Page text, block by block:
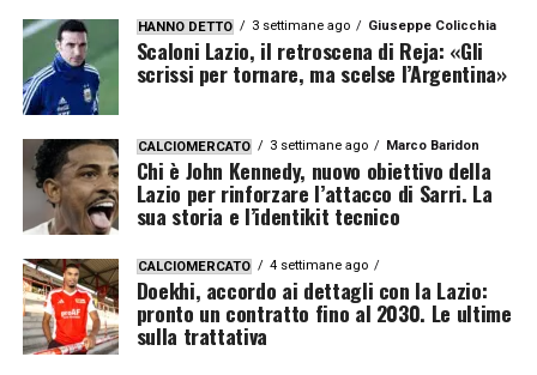
HANNO DETTO 3 settimane ago Giuseppe Colicchia
Scaloni Lazio, il retroscena di Reja: «Gli
scrissi per tornare, ma scelse l’Argentina»
CALCIOMERCATO 3 settimane ago Marco Baridon
Chi è John Kennedy, nuovo obiettivo della
Lazio per rinforzare l’attacco di Sarri. La
sua storia e l’identikit tecnico
CALCIOMERCATO 4 settimane ago
Doekhi, accordo ai dettagli con la Lazio:
pronto un contratto fino al 2030. Le ultime
sulla trattativa